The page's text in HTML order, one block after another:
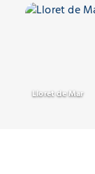
Lloret de Mar